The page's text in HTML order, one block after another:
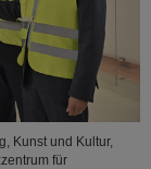
Kunst und Kultur,
für